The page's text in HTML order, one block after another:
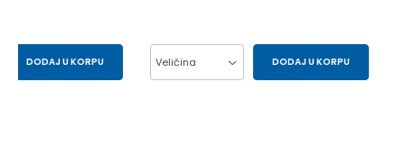
DODAJ U KORPU Veličina DODAJ U KORPU